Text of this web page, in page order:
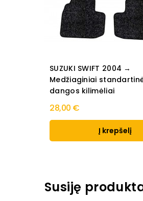
SUZUKI SWIFT 2004 →
Medžiaginiai
dangos kilimėliai
28,00 €
Į krepšelį
Susiję